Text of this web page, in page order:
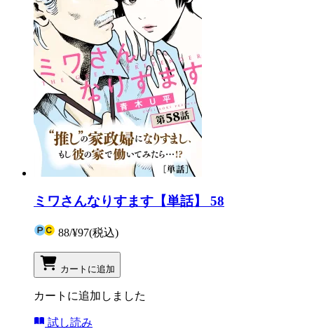
ミワさんなりすます【単話】 58
88/¥97(税込)
カートに追加
カートに追加しました
試し読み